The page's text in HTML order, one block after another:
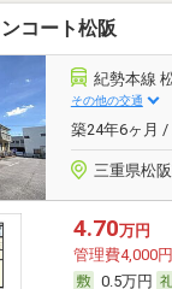
コート松阪
紀勢本線
その他の交通
築24年6ヶ月 /
三重県松
4.70万円
管理費4,000円
0.5万円